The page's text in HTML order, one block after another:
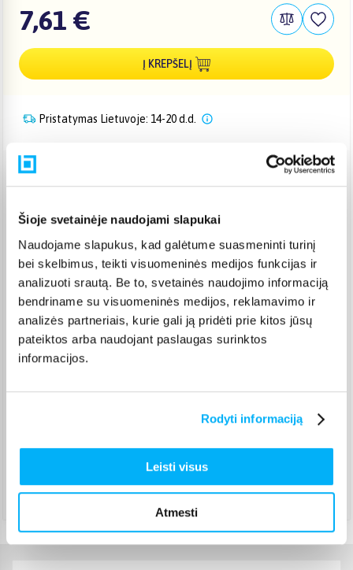
Šioje svetainėje naudojami slapukai
Naudojame slapukus, kad galėtume suasmeninti turinį
bei skelbimus, teikti visuomeninės medijos funkcijas ir
analizuoti srautą. Be to, svetainės naudojimo informaciją
bendriname su visuomeninės medijos, reklamavimo ir
analizės partneriais, kurie gali ją pridėti prie kitos jūsų
pateiktos arba naudojant paslaugas surinktos
informacijos.
Rodyti informaciją
Leisti visus
Atmesti
7,61 €
Į KREPŠELĮ
Pristatymas Lietuvoje: 14-20 d.d.
Venipak paštomatas (2,39 €)
Rugpjūtis 26d. - Rugsėjis 3d.
Venipak kurjeris 2,99 €)
Rugpjūtis 27d. - Rugsėjis 4d.
Omniva paštomatas (2,29 €)
Pristato ir šeštadienį
Rugpjūtis 26d. - Rugsėjis 3d.
Smartposti paštomatas (2,39 €
Rugpjūtis 26d. - Rugsėjis 3d.
DPD kurjeris (3,99 €)
Atsiėmimas Veiverių g. 171, Kaunas (1,99 €)